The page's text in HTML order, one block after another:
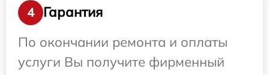
4
Гарантия
По окончании ремонта и оплаты
услуги Вы получите фирменный